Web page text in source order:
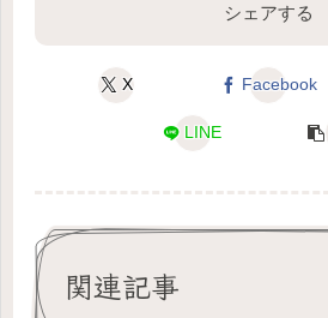
シェアする
X Facebook
LINE
関連記事